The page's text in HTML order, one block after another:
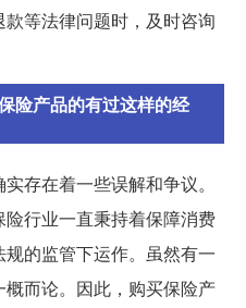
等法律问题时，及时咨询
险产品的有过这样的经
存在着一些误解和争议。
行业一直秉持着保障消费
的监管下运作。虽然有一
而论。因此，购买保险产